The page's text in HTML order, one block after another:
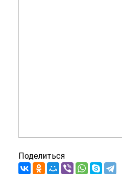
Поделиться